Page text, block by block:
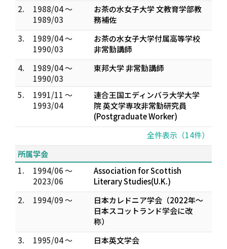
2.
1988/04 ～
1989/03
お茶の水女子大学 文教育学部教
務補佐
3.
1989/04 ～
1990/03
お茶の水女子大学付属高等学校
非常勤講師
4.
1989/04 ～
1990/03
東邦大学 非常勤講師
5.
1991/11 ～
1993/04
連合王国エディンバラ大学大学
院 英文学専攻非常勤研究員
(Postgraduate Worker)
全件表示（14件）
所属学会
1.
1994/06 ～
2023/06
Association for Scottish
Literary Studies(U.K.)
2.
1994/09 ～
日本カレドニア学会（2022年～
日本スコットランド学会に改
称）
3.
1995/04 ～
日本英文学会